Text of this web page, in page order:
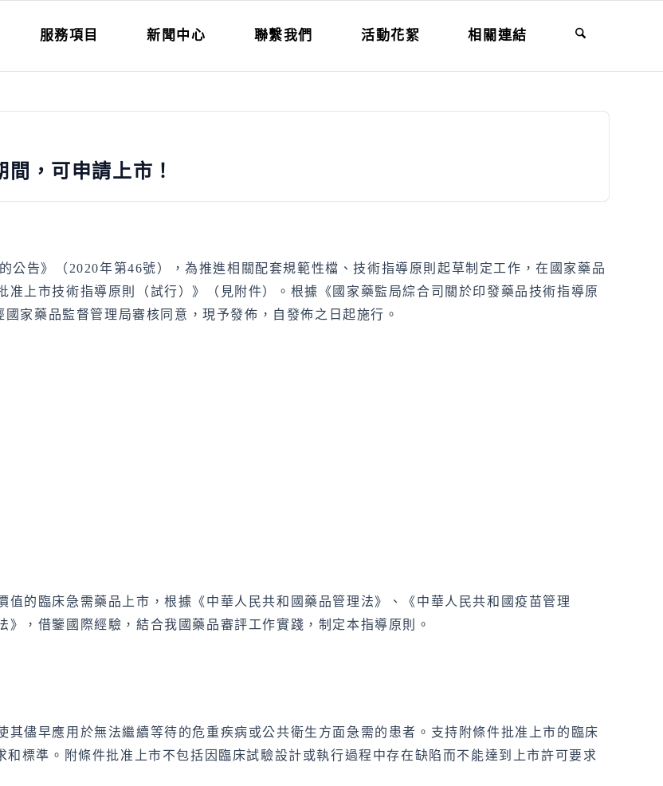
服務項目 新聞中心 聯繫我們 活動花絮 相關連結
，可申請上市！
公告》（2020年第46號），為推進相關配套規範性檔、技術指導原則起草制定工作，在國家藥品
上市技術指導原則（試行）》（見附件）。根據《國家藥監局綜合司關於印發藥品技術指導原
家藥品監督管理局審核同意，現予發佈，自發佈之日起施行。
的臨床急需藥品上市，根據《中華人民共和國藥品管理法》、《中華人民共和國疫苗管理
，借鑒國際經驗，結合我國藥品審評工作實踐，制定本指導原則。
儘早應用於無法繼續等待的危重疾病或公共衛生方面急需的患者。支持附條件批准上市的臨床
標準。附條件批准上市不包括因臨床試驗設計或執行過程中存在缺陷而不能達到上市許可要求